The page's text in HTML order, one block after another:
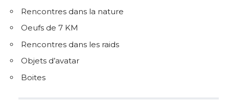
Rencontres dans la nature
Oeufs de 7 KM
Rencontres dans les raids
Objets d’avatar
Boites